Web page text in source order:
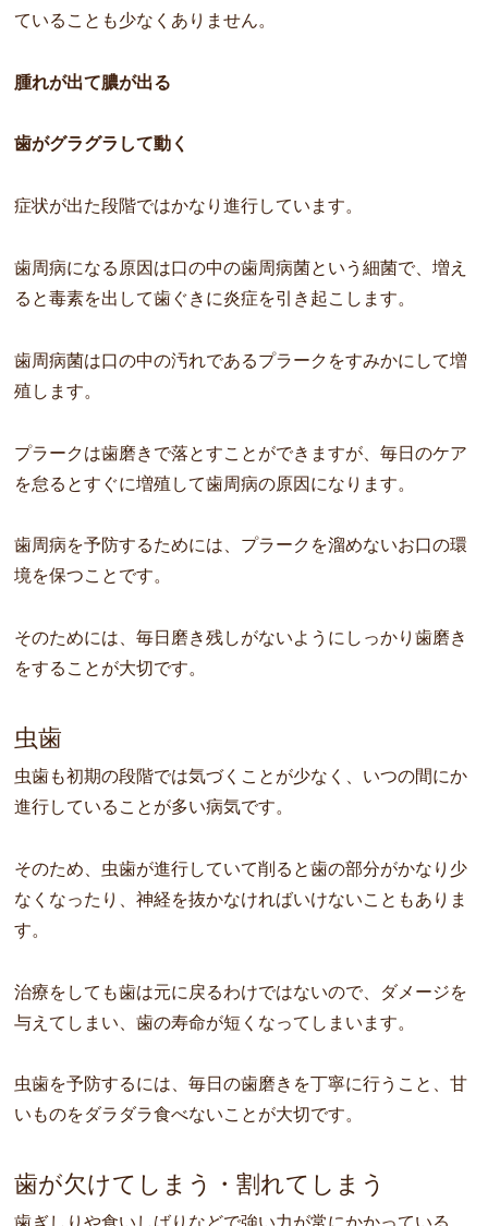
ていることも少なくありません。
腫れが出て膿が出る
歯がグラグラして動く
症状が出た段階ではかなり進行しています。
歯周病になる原因は口の中の歯周病菌という細菌で、増え
ると毒素を出して歯ぐきに炎症を引き起こします。
歯周病菌は口の中の汚れであるプラークをすみかにして増
殖します。
プラークは歯磨きで落とすことができますが、毎日のケア
を怠るとすぐに増殖して歯周病の原因になります。
歯周病を予防するためには、プラークを溜めないお口の環
境を保つことです。
そのためには、毎日磨き残しがないようにしっかり歯磨き
をすることが大切です。
虫歯
虫歯も初期の段階では気づくことが少なく、いつの間にか
進行していることが多い病気です。
そのため、虫歯が進行していて削ると歯の部分がかなり少
なくなったり、神経を抜かなければいけないこともありま
す。
治療をしても歯は元に戻るわけではないので、ダメージを
与えてしまい、歯の寿命が短くなってしまいます。
虫歯を予防するには、毎日の歯磨きを丁寧に行うこと、甘
いものをダラダラ食べないことが大切です。
歯が欠けてしまう・割れてしまう